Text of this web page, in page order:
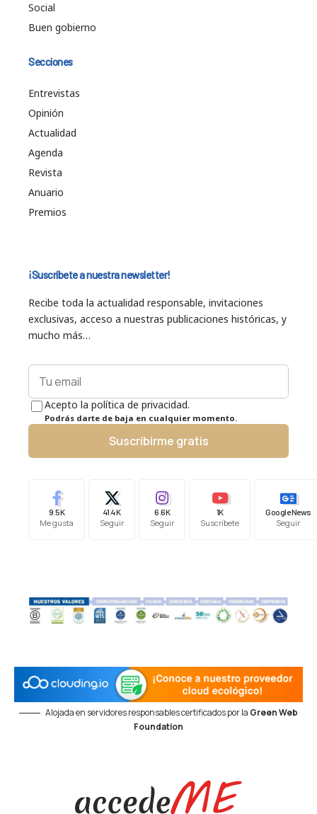
Social
Buen gobierno
Secciones
Entrevistas
Opinión
Actualidad
Agenda
Revista
Anuario
Premios
¡Suscríbete a nuestra newsletter!
Recibe toda la actualidad responsable, invitaciones
exclusivas, acceso a nuestras publicaciones históricas, y
mucho más…
Acepto la política de privacidad.
Podrás darte de baja en cualquier momento.
Suscribirme gratis
9.5K
Me gusta
41.4K
Seguir
6.6K
Seguir
1K
Suscríbete
Google News
Seguir
Alojada en servidores responsables certificados por la Green Web
Foundation